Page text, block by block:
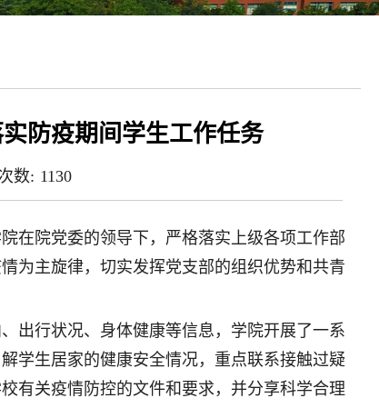
防疫期间学生工作任务
数: 1130
在院党委的领导下，严格落实上级各项工作部
为主旋律，切实发挥党支部的组织优势和共青
出行状况、身体健康等信息，学院开展了一系
学生居家的健康安全情况，重点联系接触过疑
有关疫情防控的文件和要求，并分享科学合理